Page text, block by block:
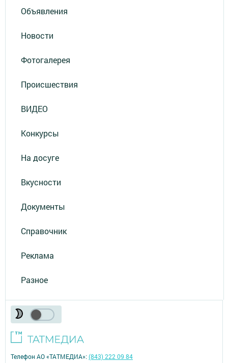
Объявления
Новости
Фотогалерея
Происшествия
ВИДЕО
Конкурсы
На досуге
Вкусности
Документы
Справочник
Реклама
Разное
Телефон АО «ТАТМЕДИА»:(843) 222 09 84